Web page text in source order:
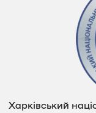
Харківський